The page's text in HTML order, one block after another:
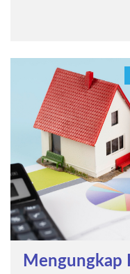
Mengungkap